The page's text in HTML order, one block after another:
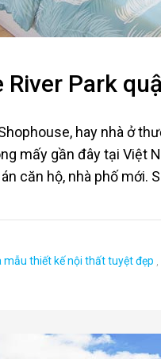
River Park
hay nhà ở
mấy gần đây tại Việt
căn hộ, nhà phố mới.
mẫu thiết kế nội thất tuyệt đẹp